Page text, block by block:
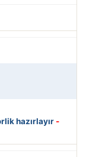
hazırlayır -